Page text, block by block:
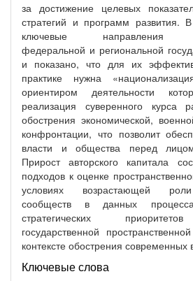
за достижение целевых
стратегий и программ развития.
ключевые направления
федеральной и региональной
и показано, что для их
практике нужна
ориентиром деятельности
реализация суверенного курса
обострения экономической,
конфронтации, что позволит
власти и общества перед
Прирост авторского капитала
подходов к оценке
условиях возрастающей роли
сообществ в данных
стратегических
государственной
контексте обострения современных
Ключевые слова